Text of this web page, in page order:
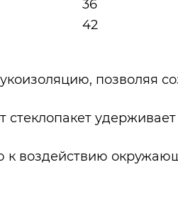
36
42
позволяя
к воздействию